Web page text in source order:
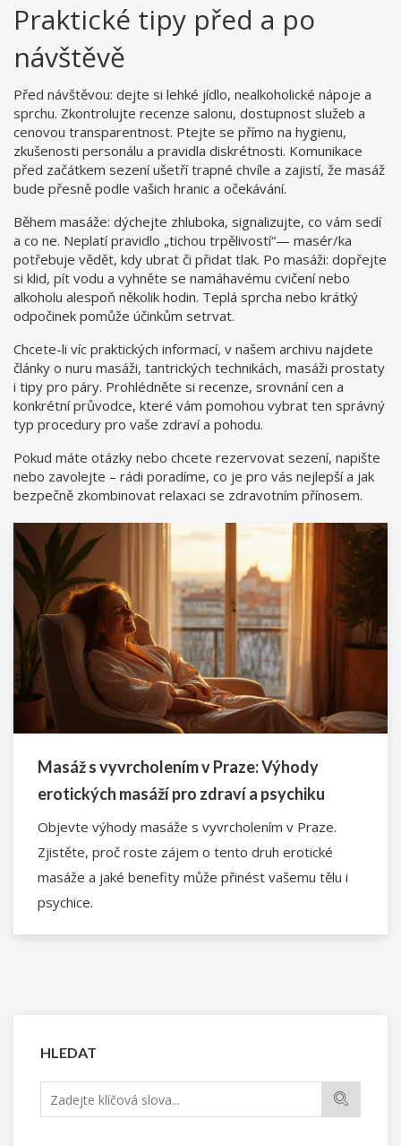
HLEDAT
Praktické tipy před a po
návštěvě
Před návštěvou: dejte si lehké jídlo, nealkoholické nápoje a
sprchu. Zkontrolujte recenze salonu, dostupnost služeb a
cenovou transparentnost. Ptejte se přímo na hygienu,
zkušenosti personálu a pravidla diskrétnosti. Komunikace
před začátkem sezení ušetří trapné chvíle a zajistí, že masáž
bude přesně podle vašich hranic a očekávání.
Během masáže: dýchejte zhluboka, signalizujte, co vám sedí
a co ne. Neplatí pravidlo „tichou trpělivostí“— masér/ka
potřebuje vědět, kdy ubrat či přidat tlak. Po masáži: dopřejte
si klid, pít vodu a vyhněte se namáhavému cvičení nebo
alkoholu alespoň několik hodin. Teplá sprcha nebo krátký
odpočinek pomůže účinkům setrvat.
Chcete-li víc praktických informací, v našem archivu najdete
články o nuru masáži, tantrických technikách, masáži prostaty
i tipy pro páry. Prohlédněte si recenze, srovnání cen a
konkrétní průvodce, které vám pomohou vybrat ten správný
typ procedury pro vaše zdraví a pohodu.
Pokud máte otázky nebo chcete rezervovat sezení, napište
nebo zavolejte – rádi poradíme, co je pro vás nejlepší a jak
bezpečně zkombinovat relaxaci se zdravotním přínosem.
Masáž s vyvrcholením v Praze: Výhody
erotických masáží pro zdraví a psychiku
Objevte výhody masáže s vyvrcholením v Praze.
Zjistěte, proč roste zájem o tento druh erotické
masáže a jaké benefity může přinést vašemu tělu i
psychice.